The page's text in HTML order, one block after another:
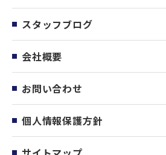
スタッフブログ
会社概要
お問い合わせ
個人情報保護方針